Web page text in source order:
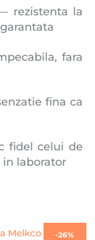
rezistenta la
fara
fina ca
celui de
laborator
-26%
Prețul
Prețul